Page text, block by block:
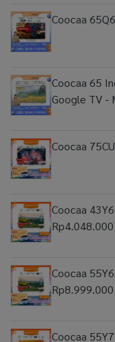
Coocaa
Coocaa 65
Google TV -
Coocaa
Coocaa
Rp4.048.000
Coocaa
Rp8.999.000
Coocaa